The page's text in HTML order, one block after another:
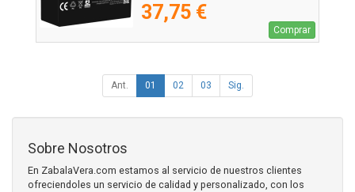
37,75 €
Comprar
Ant. 01 02 03 Sig.
Sobre Nosotros
En ZabalaVera.com estamos al servicio de nuestros clientes
ofreciendoles un servicio de calidad y personalizado, con los